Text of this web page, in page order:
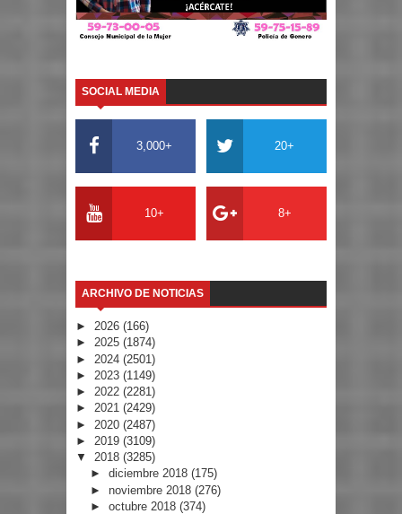
SOCIAL MEDIA
3,000+ 20+
10+ 8+
ARCHIVO DE NOTICIAS
► 2026 (166)
► 2025 (1874)
► 2024 (2501)
► 2023 (1149)
► 2022 (2281)
► 2021 (2429)
► 2020 (2487)
► 2019 (3109)
▼ 2018 (3285)
► diciembre 2018 (175)
► noviembre 2018 (276)
► octubre 2018 (374)